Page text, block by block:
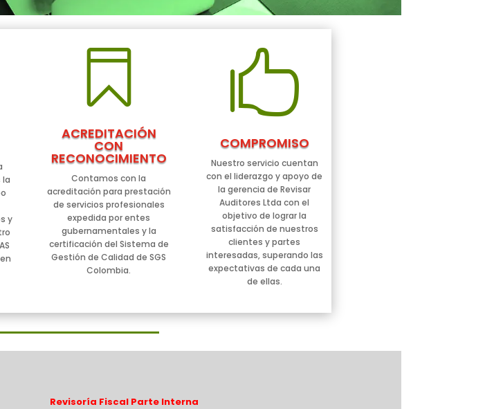
la
y

ACREDITACIÓN
CON
RECONOCIMIENTO
Contamos con la
acreditación para prestación
de servicios profesionales
expedida por entes
gubernamentales y la
certificación del Sistema de
Gestión de Calidad de SGS
Colombia.

COMPROMISO
Nuestro servicio cuentan
con el liderazgo y apoyo de
la gerencia de Revisar
Auditores Ltda con el
objetivo de lograr la
satisfacción de nuestros
clientes y partes
interesadas, superando las
expectativas de cada una
de ellas.
Revisoría Fiscal Parte Interna